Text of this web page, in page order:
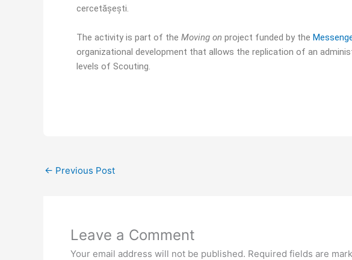
cercetășești.
The activity is part of the Moving on project funded by the
organizational development that allows the replication of an
levels of Scouting.
← Previous Post
Leave a Comment
Your email address will not be published. Required fields are